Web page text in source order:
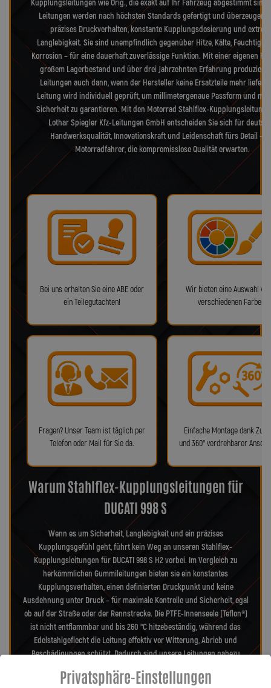
Kupplungsleitungen wie Orig., die exakt auf Ihr Fahrzeug abgestimmt sind.
Leitungen werden nach höchsten Standards gefertigt und überzeugen
präzises Druckverhalten, konstante Kupplungsdosierung und
Langlebigkeit. Sie sind unempfindlich gegenüber Hitze, Kälte,
Korrosion – für eine dauerhaft zuverlässige Funktion. Mit einer eigenen
großem Lagerbestand und über drei Jahrzehnten Erfahrung
Leitungen auch dann, wenn der Hersteller keine Ersatzteile mehr liefert.
Leitung wird individuell geprüft, um millimetergenaue Passform und
Sicherheit zu garantieren. Mit den Motorrad Stahlflex-
Lothar Spiegler Kfz-Leitungen GmbH entscheiden Sie sich für
Handwerksqualität, Innovationskraft und Leidenschaft fürs Detail –
Motorradfahrer, die kompromisslose Qualität erwarten.
Bei uns erhalten Sie eine ABE oder
ein Teilegutachten!
Wir bieten eine Auswahl
verschiedenen Farben!
Fragen? Unser Team ist täglich per
Telefon oder Mail für Sie da.
Einfache Montage dank
und 360° verdrehbarer
Warum Stahlflex-Kupplungsleitungen für
DUCATI 998 S
Wenn es um Sicherheit, Langlebigkeit und ein präzises
Kupplungsgefühl geht, führt kein Weg an unseren Stahlflex-
Kupplungsleitungen für DUCATI 998 S H2 vorbei. Im Vergleich zu
herkömmlichen Gummileitungen bieten sie ein konstantes
Kupplungsverhalten, einen definierten Druckpunkt und keine
Ausdehnung unter Druck – für maximale Kontrolle und Sicherheit, egal
ob auf der Straße oder der Rennstrecke. Die PTFE-Innenseele (Teflon®)
ist nicht entflammbar und bis 260 °C hitzebeständig, während das
Edelstahlgeflecht die Leitung effektiv vor Witterung, Abrieb und
Beschädigungen schützt. Dadurch sind unsere Leitungen nahezu
nach Jahren ihre Zuverlässigkeit und Präzision – ein echter Vorteil
Privatsphäre-Einstellungen